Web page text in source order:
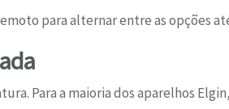
para alternar entre as opções
Para a maioria dos aparelhos